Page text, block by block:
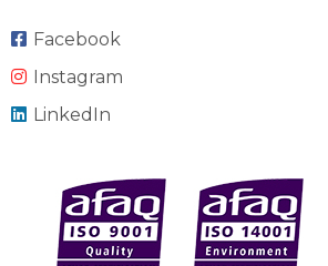
Facebook
Instagram
LinkedIn